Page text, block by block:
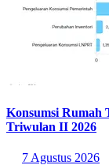
Konsumsi Rumah
Triwulan II 2026
7 Agustus 2026